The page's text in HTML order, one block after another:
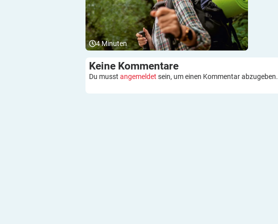
4Minuten
Keine Kommentare
Du musst angemeldet sein, um einen Kommentar abzugeben.